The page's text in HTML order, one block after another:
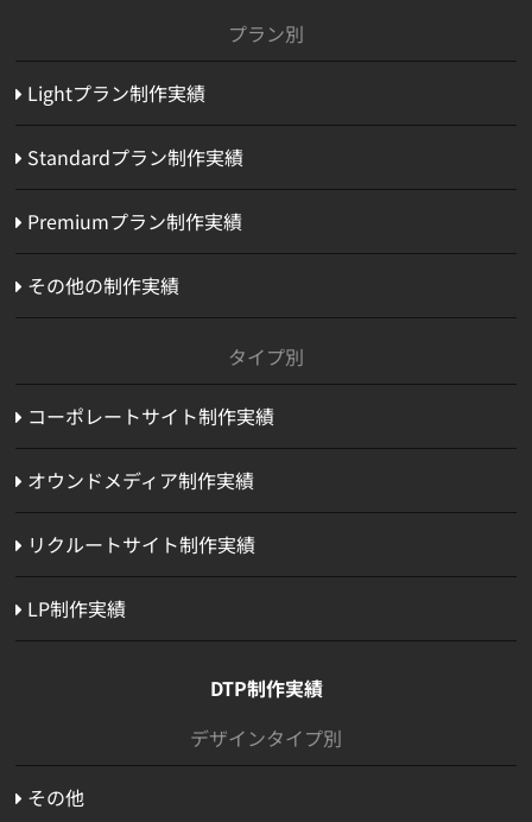
プラン別
Lightプラン制作実績
Standardプラン制作実績
Premiumプラン制作実績
その他の制作実績
タイプ別
コーポレートサイト制作実績
オウンドメディア制作実績
リクルートサイト制作実績
LP制作実績
DTP制作実績
デザインタイプ別
その他